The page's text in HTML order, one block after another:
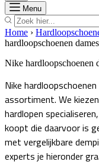
Menu Zoek
Home ›
hardloopschoenen dames
Nike hardloopschoenen
Nike
assortiment. We
hardlopen
koopt die daarvoor is
met vergelijkbare
experts je hieronder